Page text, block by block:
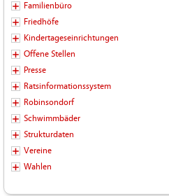
Familienbüro
Friedhöfe
Kindertageseinrichtungen
Offene Stellen
Presse
Ratsinformationssystem
Robinsondorf
Schwimmbäder
Strukturdaten
Vereine
Wahlen